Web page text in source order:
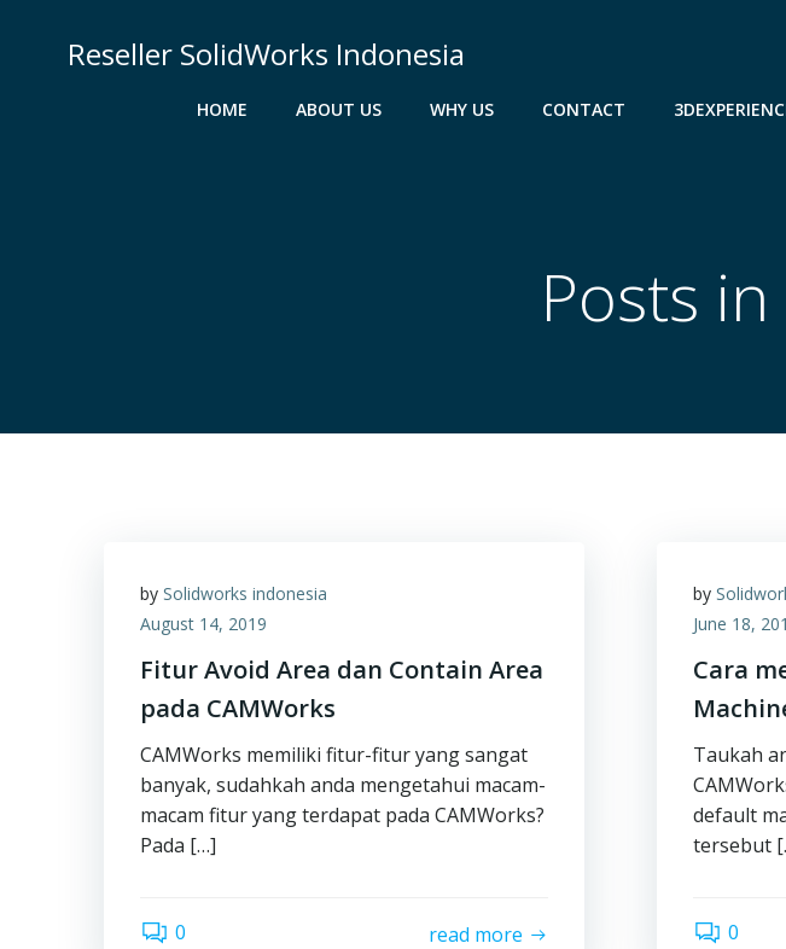
Reseller SolidWorks Indonesia
HOME ABOUT US WHY US CONTACT
Posts
by Solidworks indonesia
August 14, 2019
Fitur Avoid Area dan Contain Area
pada CAMWorks
CAMWorks memiliki fitur-fitur yang sangat
banyak, sudahkah anda mengetahui macam-
macam fitur yang terdapat pada CAMWorks?
Pada […]
0 read more
by
June 18,
Cara
Taukah
default
tersebut
0